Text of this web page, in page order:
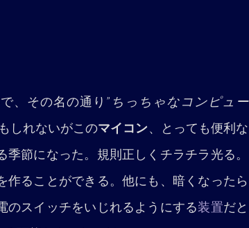
、その名の通り” ちっちゃなコンピュー
しれないがこのマイコン、とっても便利な
季節になった。規則正しくチラチラ光る。
作ることができる。他にも、暗くなったら
のスイッチをいじれるようにする装置だと